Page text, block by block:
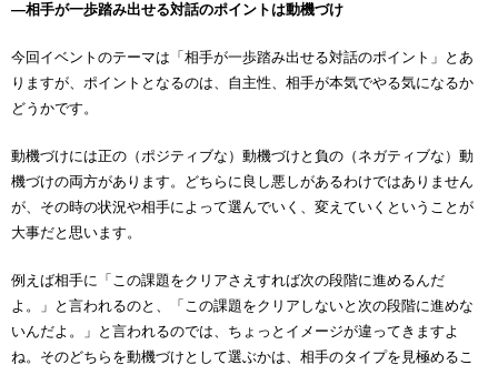
―相手が一歩踏み出せる対話のポイントは動機づけ
今回イベントのテーマは「相手が一歩踏み出せる対話のポイント」とあ
りますが、ポイントとなるのは、自主性、相手が本気でやる気になるか
どうかです。
動機づけには正の（ポジティブな）動機づけと負の（ネガティブな）動
機づけの両方があります。どちらに良し悪しがあるわけではありません
が、その時の状況や相手によって選んでいく、変えていくということが
大事だと思います。
例えば相手に「この課題をクリアさえすれば次の段階に進めるんだ
よ。」と言われるのと、「この課題をクリアしないと次の段階に進めな
いんだよ。」と言われるのでは、ちょっとイメージが違ってきますよ
ね。そのどちらを動機づけとして選ぶかは、相手のタイプを見極めるこ